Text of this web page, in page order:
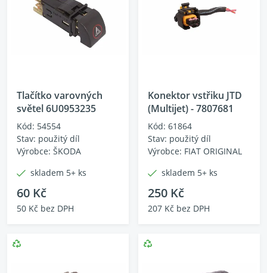
Tlačítko varovných
světel 6U0953235
Kód: 54554
Stav: použitý díl
Výrobce: ŠKODA
skladem 5+ ks
60 Kč
50 Kč bez DPH
Konektor vstřiku JTD
(Multijet) - 7807681
Kód: 61864
Stav: použitý díl
Výrobce: FIAT ORIGINAL
skladem 5+ ks
250 Kč
207 Kč bez DPH